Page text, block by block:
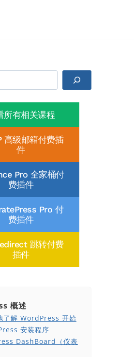
所有相关课程
高级邮箱付费插
件
Pro 全家桶付
费插件
Pro 付
费插件
跳转付费
插件
概述
了解 WordPress 开始
安装程序
DashBoard（仪表